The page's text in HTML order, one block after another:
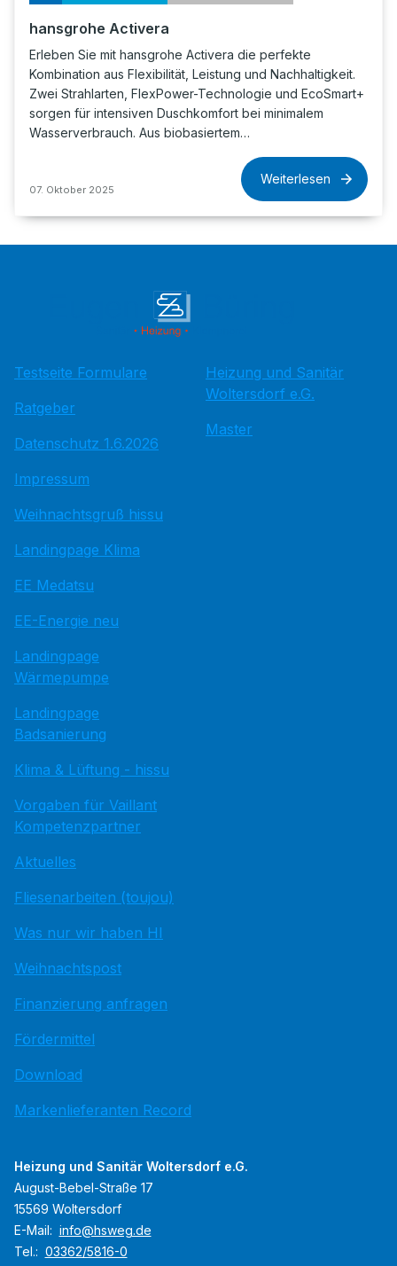
hansgrohe Activera
Erleben Sie mit hansgrohe Activera die perfekte
Kombination aus Flexibilität, Leistung und Nachhaltigkeit.
Zwei Strahlarten, FlexPower-Technologie und EcoSmart+
sorgen für intensiven Duschkomfort bei minimalem
Wasserverbrauch. Aus biobasiertem…
07. Oktober 2025
Weiterlesen
Testseite Formulare
Ratgeber
Datenschutz 1.6.2026
Impressum
Weihnachtsgruß hissu
Landingpage Klima
EE Medatsu
EE-Energie neu
Landingpage
Wärmepumpe
Landingpage
Badsanierung
Klima & Lüftung - hissu
Vorgaben für Vaillant
Kompetenzpartner
Aktuelles
Fliesenarbeiten (toujou)
Was nur wir haben HI
Weihnachtspost
Finanzierung anfragen
Fördermittel
Download
Markenlieferanten Record
Heizung und Sanitär
Woltersdorf e.G.
Master
Heizung und Sanitär Woltersdorf e.G.
August-Bebel-Straße 17
15569 Woltersdorf
E-Mail: info@hsweg.de
Tel.: 03362/5816-0